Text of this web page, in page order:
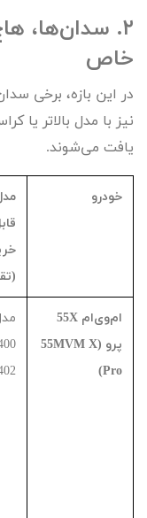
۲. سدان‌ها،
خاص
در این بازه، برخی
نیز با مدل بالاتر یا
یافت می‌شوند.
خودرو
ام‌وی‌ام X
55
پرو (MVM X
55
Pro
)